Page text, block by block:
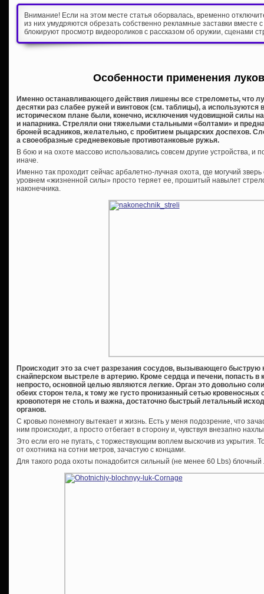
Внимание! Если на этом месте статья оборвалась, временно
из них умудряются обрезать собственно рекламные заставки вместе
блокируют просмотр видеороликов с рассказом об оружии, сценами
Особенности применения
Именно останавливающего действия лишены все стрелометы, что
десятки раз слабее ружей и винтовок (см. таблицы), а используются
историческом плане были, конечно, исключения чудовищной силы
и напарника. Стреляли они тяжелыми стальными «болтами» и
броней всадников, желательно, с пробитием рыцарских доспехов.
а своеобразные средневековые противотанковые ружья.
В бою и на охоте массово использовались совсем другие устройства,
иначе.
Именно так проходит сейчас арбалетно-лучная охота, где могучий
уровнем «жизненной силы» просто теряет ее, прошитый навылет
наконечника.
Происходит это за счет разрезания сосудов, вызывающего быструю
снайперском выстреле в артерию. Кроме сердца и печени, попасть в
непросто, основной целью являются легкие. Орган это довольно
обеих сторон тела, к тому же густо пронизанный сетью
кровопотеря не столь и важна, достаточно быстрый летальный
органов.
С кровью понемногу вытекает и жизнь. Есть у меня подозрение, что
ним происходит, а просто отбегает в сторону и, чувствуя внезапно
Это если его не пугать, с торжествующим воплем выскочив из укрытия.
от охотника на сотни метров, зачастую с концами.
Для такого рода охоты понадобится сильный (не менее 60 Lbs) блочный